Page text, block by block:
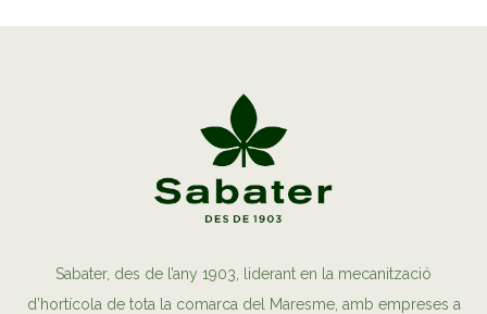
Sabater, des de l’any 1903, liderant en la mecanització
d’hortícola de tota la comarca del Maresme, amb empreses a